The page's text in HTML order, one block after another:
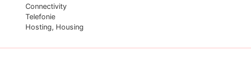
Connectivity
Telefonie
Hosting, Housing